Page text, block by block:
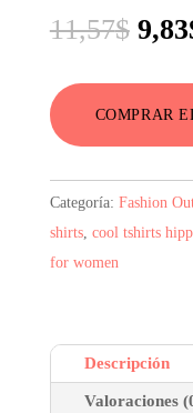
11,57$ El
era:
9,83
COMPRAR
Categoría: Fashion
shirts, cool tshirts
for women
Descripción
Valoraciones